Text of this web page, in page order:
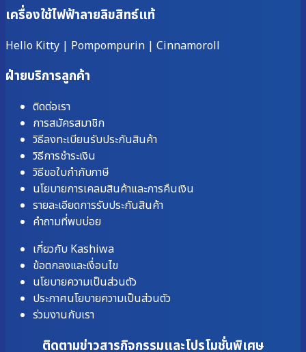
เครื่องใช้ไฟฟ้าลายลิขสิทธ์แท้
Hello Kitty | Pompompurin | Cinnamoroll
ฝ่ายบริการลูกค้า
ติดต่อเรา
การสมัครสมาชิก
วิธีลงทะเบียนรับประกันสินค้า
วิธีการชำระเงิน
วิธีขอใบกำกับภาษี
นโยบายการเคลมสินค้าและการคืนเงิน
รายละเอียดการรับประกันสินค้า
คำถามที่พบบ่อย
เกี่ยวกับ Kashiwa
ข้อตกลงและเงื่อนไข
นโยบายความเป็นส่วนตัว
ประกาศนโยบายความเป็นส่วนตัว
ร่วมงานกับเรา
ติดตามข่าวสารกิจกรรมและโปรโมชั่นพิเศษ